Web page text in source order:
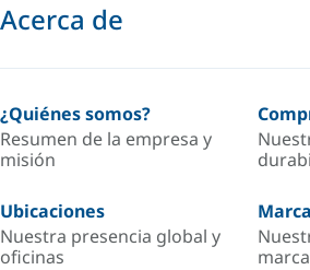
Acerca de
¿Quiénes somos?
Resumen de la empresa y
misión
Ubicaciones
Nuestra presencia global y
oficinas